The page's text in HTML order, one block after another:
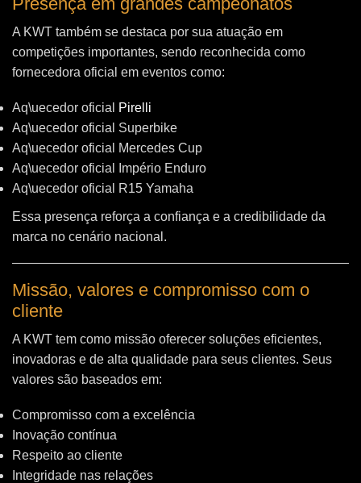
A KWT também se destaca por sua atuação em
competições importantes, sendo reconhecida como
fornecedora oficial em eventos como:
Aq\uecedor oficial
Pirelli
Aq\uecedor oficial Superbike
Aq\uecedor oficial Mercedes Cup
Aq\uecedor oficial Império Enduro
Aq\uecedor oficial R15 Yamaha
Essa presença reforça a confiança e a credibilidade da
marca no cenário nacional.
Missão, valores e compromisso com o
cliente
A KWT tem como missão oferecer soluções eficientes,
inovadoras e de alta qualidade para seus clientes. Seus
valores são baseados em:
Compromisso com a excelência
Inovação contínua
Respeito ao cliente
Integridade nas relações